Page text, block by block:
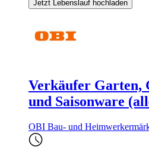
Jetzt Lebenslauf hochladen
Verkäufer Garten,
und Saisonware
OBI Bau- und